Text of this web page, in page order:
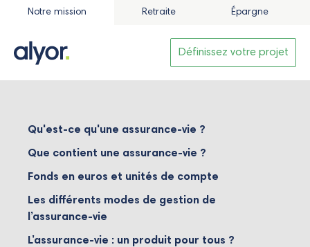
Notre mission Retraite Épargne
Définissez votre projet
Qu'est-ce qu'une assurance-vie ?
Que contient une assurance-vie ?
Fonds en euros et unités de compte
Les différents modes de gestion de
l’assurance-vie
L’assurance-vie : un produit pour tous ?